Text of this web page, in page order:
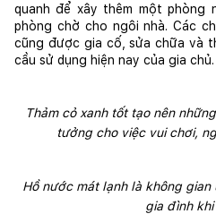
quanh để xây thêm một phòng
phòng chờ cho ngôi nhà. Các
cũng được gia cố, sửa chữa và
cầu sử dụng hiện nay của gia chủ.
Thảm cỏ xanh tốt tạo nên
tưởng cho việc vui chơi,
Hồ nước mát lạnh là không
gia đình khi